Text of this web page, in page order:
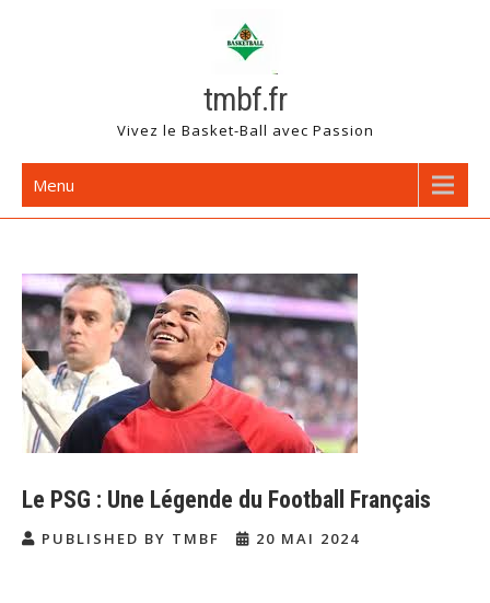
tmbf.fr
Vivez le Basket-Ball avec Passion
Menu
Le PSG : Une Légende du Football Français
PUBLISHED BY TMBF 20 MAI 2024